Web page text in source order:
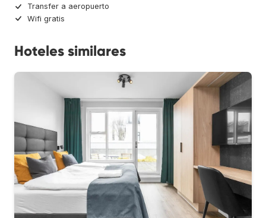
Transfer a aeropuerto
Wifi gratis
Hoteles similares